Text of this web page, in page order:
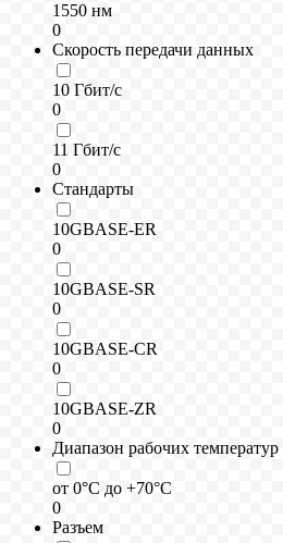
1550 нм
0
Скорость передачи данных
10 Гбит/с
0
11 Гбит/с
0
Стандарты
10GBASE-ER
0
10GBASE-SR
0
10GBASE-CR
0
10GBASE-ZR
0
Диапазон рабочих температур
от 0°C до +70°C
0
Разъем